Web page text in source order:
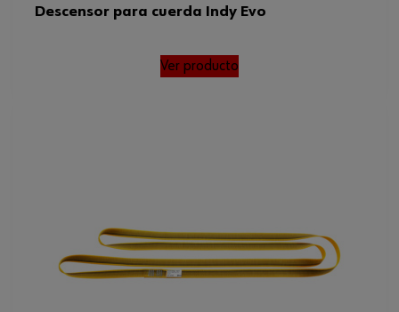
Descensor para cuerda Indy Evo
Ver producto